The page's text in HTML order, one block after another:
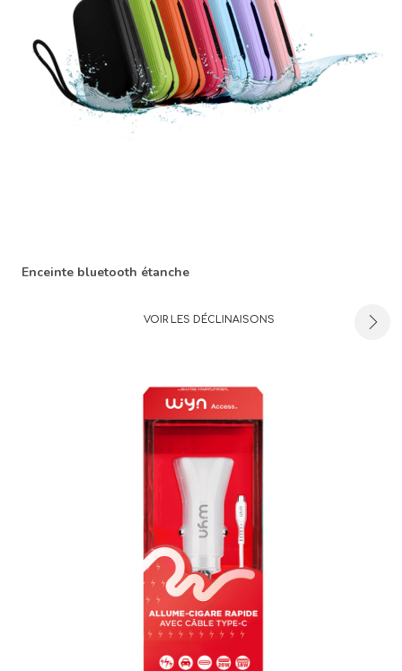
Enceinte bluetooth étanche